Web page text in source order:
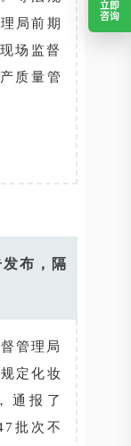
局前期
场监督
质量管
布，隔
管理局
定化妆
通报了
批次不
立即
咨询